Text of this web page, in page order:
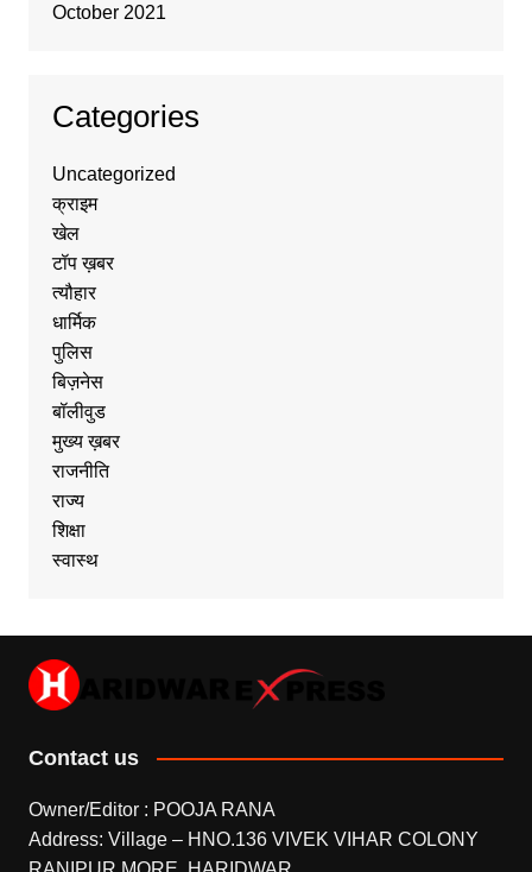
October 2021
Categories
Uncategorized
क्राइम
खेल
टॉप ख़बर
त्यौहार
धार्मिक
पुलिस
बिज़नेस
बॉलीवुड
मुख्य ख़बर
राजनीति
राज्य
शिक्षा
स्वास्थ
Contact us
Owner/Editor : POOJA RANA
Address: Village – HNO.136 VIVEK VIHAR COLONY